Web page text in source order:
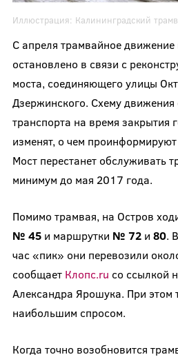
Иллюстрация: Калининградский
С апреля трамвайное движение
остановлено в связи с
моста, соединяющего улицы
Дзержинского. Схему движения
транспорта на время закрытия
изменят, о чем
Мост перестанет обслуживать
минимум до мая 2017 года.
Помимо трамвая, на Остров
№ 45и маршрутки № 72и 80.
час «пик» они перевозили
сообщает Клопс.ru со ссылкой
Александра Ярошука. При этом
наибольшим спросом.
Когда точно возобновится